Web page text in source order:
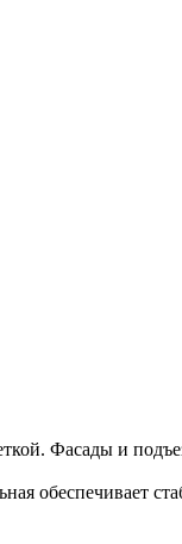
Фасады и
обеспечивает